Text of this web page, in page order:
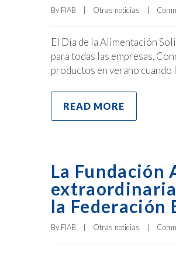
By FIAB Otras noticias
El Día de la Alimentación
para todas las empresas.
productos en verano
READ MORE
La Fundación
la Federación
By FIAB Otras noticias